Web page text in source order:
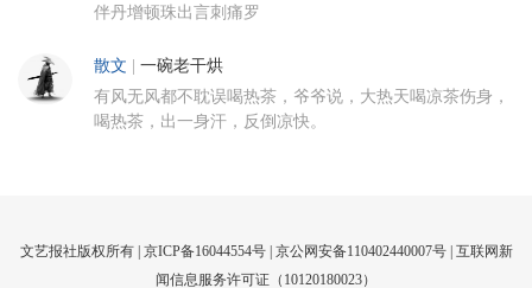
伴丹增顿珠出言刺痛罗
散文 一碗老干烘
有风无风都不耽误喝热茶，爷爷说，大热天喝凉茶伤身，
喝热茶，出一身汗，反倒凉快。
文艺报社版权所有 | 京ICP备16044554号| 京公网安备110402440007号 | 互联网新
闻信息服务许可证（10120180023）